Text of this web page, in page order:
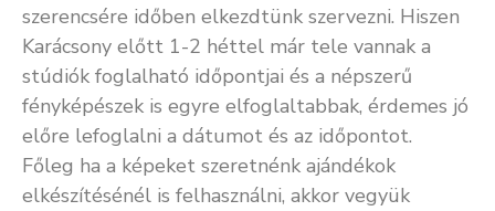
szerencsére időben elkezdtünk szervezni. Hiszen
Karácsony előtt 1-2 héttel már tele vannak a
stúdiók foglalható időpontjai és a népszerű
fényképészek is egyre elfoglaltabbak, érdemes jó
előre lefoglalni a dátumot és az időpontot.
Főleg ha a képeket szeretnénk ajándékok
elkészítésénél is felhasználni, akkor vegyük